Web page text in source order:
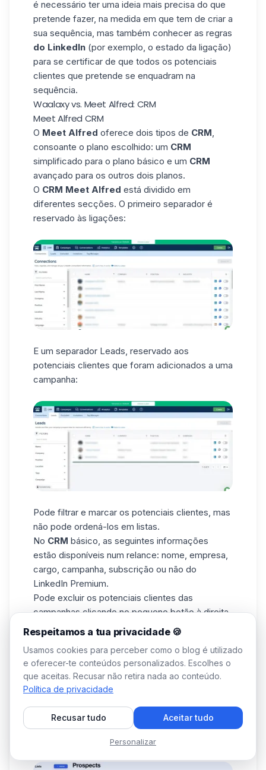
é necessário ter uma ideia mais precisa do que
pretende fazer, na medida em que tem de criar a
sua sequência, mas também conhecer as regras
do LinkedIn (por exemplo, o estado da ligação)
para se certificar de que todos os potenciais
clientes que pretende se enquadram na
sequência.
Waalaxy vs. Meet Alfred: CRM
Meet Alfred CRM
O Meet Alfred oferece dois tipos de CRM,
consoante o plano escolhido: um CRM
simplificado para o plano básico e um CRM
avançado para os outros dois planos.
O CRM Meet Alfred está dividido em
diferentes secções. O primeiro separador é
reservado às ligações:
E um separador Leads, reservado aos
potenciais clientes que foram adicionados a uma
campanha:
Pode filtrar e marcar os potenciais clientes, mas
não pode ordená-los em listas.
No CRM básico, as seguintes informações
estão disponíveis num relance: nome, empresa,
cargo, campanha, subscrição ou não do
LinkedIn Premium.
Pode excluir os potenciais clientes das
campanhas clicando no pequeno botão à direita.
Meet Alfred CRM
OWaalaxy CRM
é comum a todos os tipos de
assinatura. É composto por um separador “All
prospects” (1) que, como o nome sugere,
contém todos os prospectos importados para o
Waalaxye listas (2), que são 100%
personalizáveis e permitem classificar os
prospectos de acordo com os critérios que
definir: localização, tipo de emprego, empresa...
Respeitamos a tua privacidade 🍪
Usamos cookies para perceber como o blog é utilizado
e oferecer-te conteúdos personalizados. Escolhes o
que aceitas. Recusar não retira nada ao conteúdo.
Política de privacidade
Recusar tudo Aceitar tudo
Personalizar